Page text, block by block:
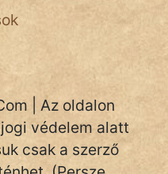
| Az oldalon
védelem alatt
csak a szerző